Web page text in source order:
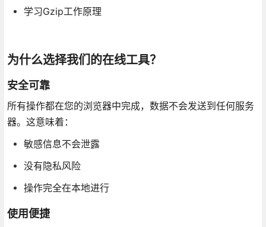
学习Gzip工作原理
为什么选择我们的在线工具？
安全可靠
所有操作都在您的浏览器中完成，数据不会发送到任何服务
器。这意味着：
敏感信息不会泄露
没有隐私风险
操作完全在本地进行
使用便捷